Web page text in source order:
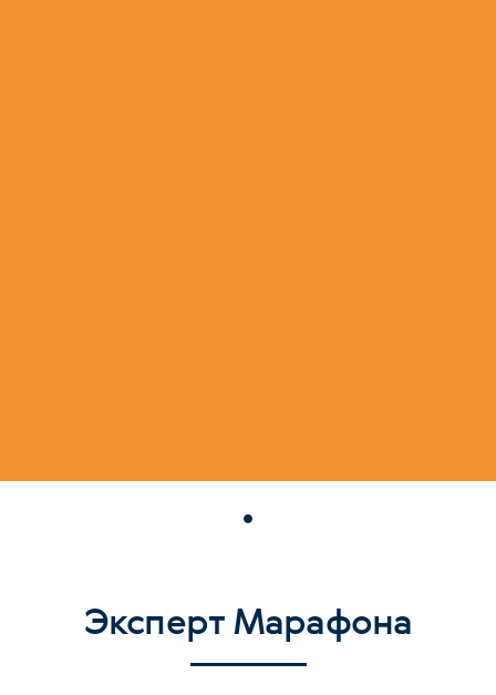
Эксперт Марафона